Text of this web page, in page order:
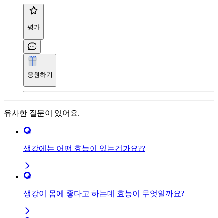
평가
응원하기
유사한 질문이 있어요.
생강에는 어떤 효능이 있는건가요??
생강이 몸에 좋다고 하는데 효능이 무엇일까요?